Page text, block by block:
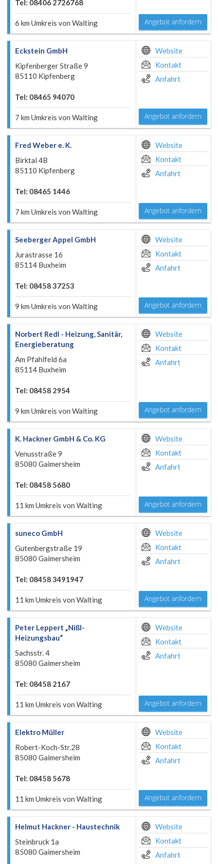
Tel: 08406 2726768
6 km Umkreis von Walting Angebot anfordern
Eckstein GmbH
Kipfenberger Straße 9
85110 Kipfenberg
Tel: 08465 94070
7 km Umkreis von Walting
Website
Kontakt
Anfahrt
Angebot anfordern
Fred Weber e. K.
Birktal 4B
85110 Kipfenberg
Tel: 08465 1446
7 km Umkreis von Walting
Website
Kontakt
Anfahrt
Angebot anfordern
Seeberger Appel GmbH
Jurastrasse 16
85114 Buxheim
Tel: 08458 37253
9 km Umkreis von Walting
Website
Kontakt
Anfahrt
Angebot anfordern
Norbert Redl - Heizung, Sanitär,
Energieberatung
Am Pfahlfeld 6a
85114 Buxheim
Tel: 08458 2954
9 km Umkreis von Walting
Website
Kontakt
Anfahrt
Angebot anfordern
K. Hackner GmbH & Co. KG
Venusstraße 9
85080 Gaimersheim
Tel: 08458 5680
11 km Umkreis von Walting
Website
Kontakt
Anfahrt
Angebot anfordern
suneco GmbH
Gutenbergstraße 19
85080 Gaimersheim
Tel: 08458 3491947
11 km Umkreis von Walting
Website
Kontakt
Anfahrt
Angebot anfordern
Peter Leppert „Nißl-
Heizungsbau“
Sachsstr. 4
85080 Gaimersheim
Tel: 08458 2167
11 km Umkreis von Walting
Website
Kontakt
Anfahrt
Angebot anfordern
Elektro Müller
Robert-Koch-Str.28
85080 Gaimersheim
Tel: 08458 5678
11 km Umkreis von Walting
Website
Kontakt
Anfahrt
Angebot anfordern
Helmut Hackner - Haustechnik
Steinbruck 1a
85080 Gaimersheim
Website
Kontakt
Anfahrt